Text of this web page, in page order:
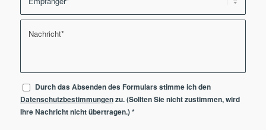
Durch das Absenden des Formulars stimme ich den
Datenschutzbestimmungenzu. (Sollten Sie nicht zustimmen, wird
Ihre Nachricht nicht übertragen.)*